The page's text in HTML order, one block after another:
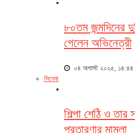
৮০তম জন্মদিনের
গেলেন অভিনেত্রী
০৪ অগাস্ট ২০২৫, ১৪:৪৪
সিনেমা
শিল্পা শেঠি ও তার
প্রতারণার মামলা